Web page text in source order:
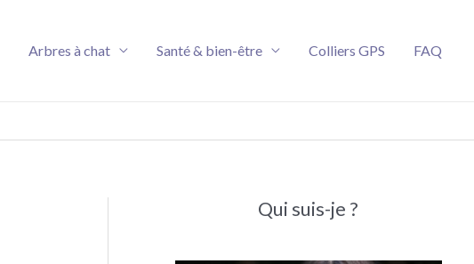
Arbres à chat Santé & bien-être Colliers GPS FAQ
Qui suis-je ?